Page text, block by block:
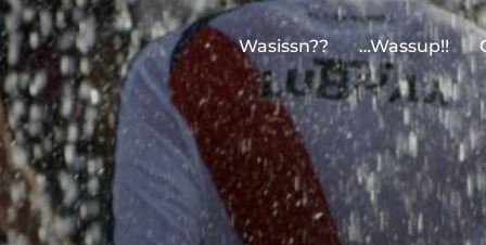
Wasissn?? …Wassup!!